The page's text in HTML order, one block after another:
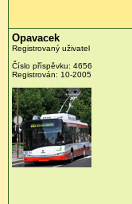
Opavacek
Registrovaný uživatel
Číslo příspěvku: 4656
Registrován: 10-2005